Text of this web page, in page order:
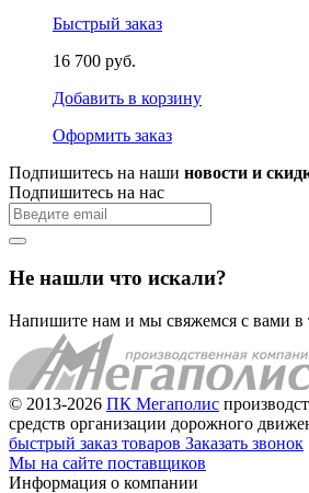
Быстрый заказ
16 700 руб.
Добавить в корзину
Оформить заказ
Подпишитесь на наши новости и
Подпишитесь на нас
Не нашли что искали?
Напишите нам и мы свяжемся с вами в
© 2013-2026 ПК Мегаполис
средств организации дорожного
быстрый заказ товаров Заказать звонок
Мы на сайте поставщиков
Информация о компании